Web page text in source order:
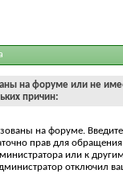
на форуме или не
причин:
на форуме.
прав для
или к
отключил